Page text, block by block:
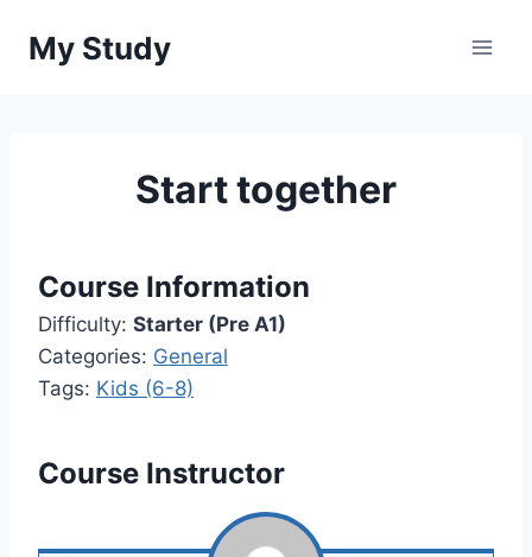
My Study
Start together
Course Information
Difficulty: Starter (Pre A1)
Categories: General
Tags: Kids (6-8)
Course Instructor